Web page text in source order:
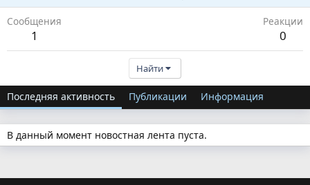
Сообщения
1
Реакции
0
Найти
Последняя активность Публикации Информация
В данный момент новостная лента пуста.